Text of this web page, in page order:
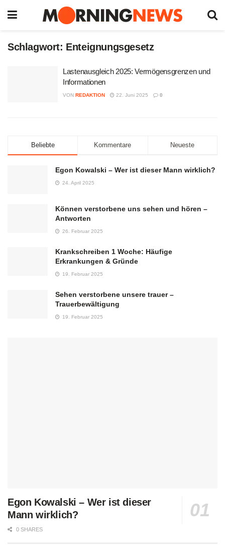
Schlagwort: Enteignungsgesetz
Lastenausgleich 2025: Vermögensgrenzen und
Informationen
VON REDAKTION 22. Juni 2025 0
Beliebte Kommentare Neueste
Egon Kowalski – Wer ist dieser Mann wirklich?
24. April 2025
Können verstorbene uns sehen und hören –
Antworten
26. Februar 2025
Krankschreiben 1 Woche: Häufige
Erkrankungen & Gründe
19. Februar 2025
Sehen verstorbene unsere trauer –
Trauerbewältigung
19. Februar 2025
Egon Kowalski – Wer ist dieser
Mann wirklich?
0 SHARES